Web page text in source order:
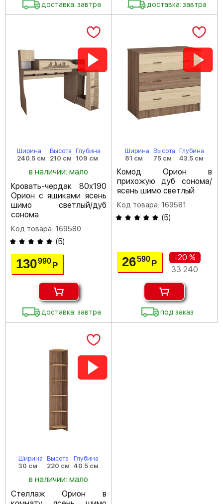
доставка: завтра доставка: завтра
Ширина
240.5 см
Высота
210 см
Глубина
109 см
в наличии: мало
Кровать-чердак 80х190
Орион с ящиками ясень
шимо светлый/дуб
сонома
Код товара: 169580
(5)
130990Р
доставка: завтра
Ширина
81 см
Высота
75 см
Глубина
43.5 см
Комод Орион в
прихожую дуб сонома/
ясень шимо светлый
Код товара: 169581
(5)
26590 Р
-20 %
33 240
под заказ
Ширина
30 см
Высота
220 см
Глубина
40.5 см
в наличии: мало
Стеллаж Орион в